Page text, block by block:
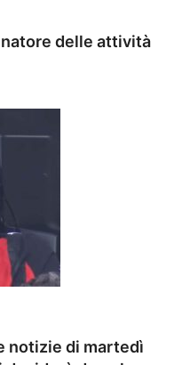
delle attività
notizie di martedì